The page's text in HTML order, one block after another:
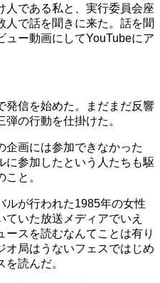
である私と、実行委員会座
人で話を聞きに来た。話を聞
ュー動画にしてYouTubeにア
信を始めた。まだまだ反響
の行動を仕掛けた。
画には参加できなかった
に参加したという人たちも駆
と。
が行われた1985年の女性
いた放送メディアでいえ
スを読むなんてことは有り
オ局はうないフェスではじめ
読んだ。